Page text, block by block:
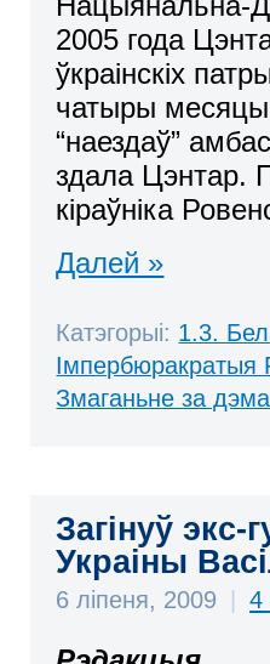
2005 года
ўкраінскіх
чатыры
“наездаў”
здала Цэнтар.
кіраўніка
Далей »
Катэгорыі: 1.3.
Імпербюракратыя
Змаганьне за
Загінуў
Украіны
6 ліпеня, 2009 4